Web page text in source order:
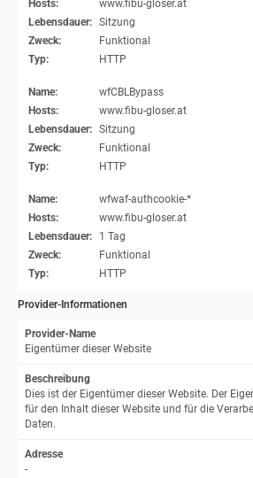
Hosts:
www.fibu-gloser.at
Lebensdauer: Sitzung
Zweck:
Funktional
Typ:
HTTP
Name:
wfCBLBypass
Hosts:
www.fibu-gloser.at
Lebensdauer: Sitzung
Zweck:
Funktional
Typ:
HTTP
Name:
wfwaf-authcookie-*
Hosts:
www.fibu-gloser.at
Lebensdauer:
1 Tag
Zweck:
Funktional
Typ:
HTTP
Provider-Informationen
Provider-Name
Eigentümer dieser Website
Beschreibung
Dies ist der Eigentümer dieser Website. Der
für den Inhalt dieser Website und für die
Daten.
Adresse
-